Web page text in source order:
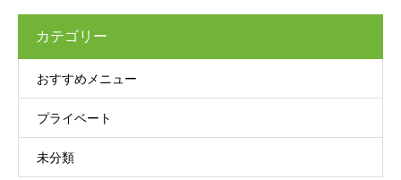
カテゴリー
おすすめメニュー
プライベート
未分類